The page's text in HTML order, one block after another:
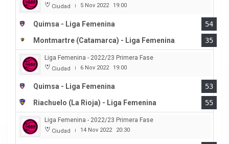
Ciudad | 5 Nov 2022 19:00
Quimsa - Liga Femenina
54
Montmartre (Catamarca) - Liga Femenina
35
Liga Femenina - 2022/23 Primera Fase
Ciudad | 6 Nov 2022 19:00
Quimsa - Liga Femenina
53
Riachuelo (La Rioja) - Liga Femenina
55
Liga Femenina - 2022/23 Primera Fase
Ciudad | 14 Nov 2022 20:30